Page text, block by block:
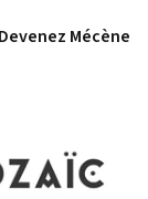
Devenez Mécène